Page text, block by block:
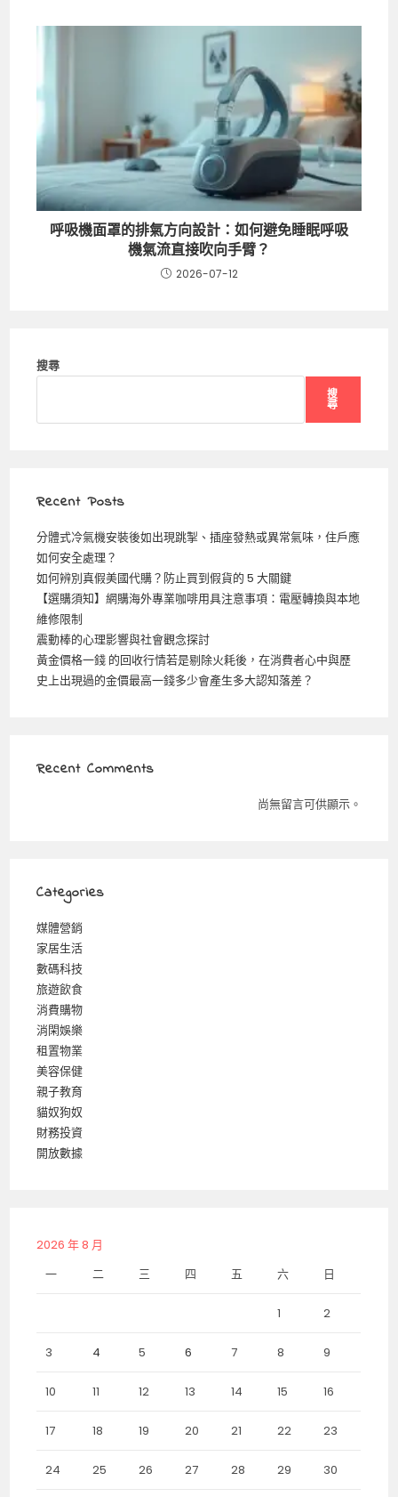
呼吸機面罩的排氣方向設計：如何避免睡眠呼吸
機氣流直接吹向手臂？
2026-07-12
搜尋
搜
尋
Recent Posts
分體式冷氣機安裝後如出現跳掣、插座發熱或異常氣味，住戶應
如何安全處理？
如何辨別真假美國代購？防止買到假貨的 5 大關鍵
【選購須知】網購海外專業咖啡用具注意事項：電壓轉換與本地
維修限制
震動棒的心理影響與社會觀念探討
黃金價格一錢 的回收行情若是剔除火耗後，在消費者心中與歷
史上出現過的金價最高一錢多少會產生多大認知落差？
Recent Comments
尚無留言可供顯示。
Categories
媒體營銷
家居生活
數碼科技
旅遊飲食
消費購物
消閑娛樂
租置物業
美容保健
親子教育
貓奴狗奴
財務投資
開放數據
2026 年 8 月
一
二 三 四 五 六 日
1 2
3 4 5 6 7 8 9
10 11 12 13 14 15 16
17 18 19 20 21 22 23
24 25 26 27 28 29 30